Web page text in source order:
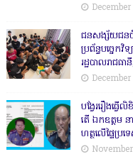
ជនសង្ស័យជនចំ
ប្រព័ន្ធបច្ចេក
រដ្ឋបាលរាជធា
បង្វែររឿងធ្
តើ ឯកឧត្តម
ហត្ថលើផ្ទៃប្រ